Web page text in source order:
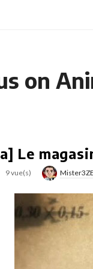
on
Le
9 vue(s) Mister3ZE